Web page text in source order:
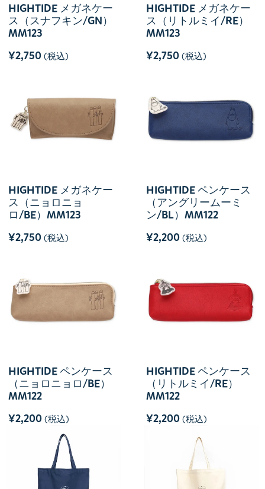
HIGHTIDE メガネケー
ス（スナフキン/GN）
MM123
¥2,750 (税込)
HIGHTIDE メガネケー
ス（リトルミイ/RE）
MM123
¥2,750 (税込)
HIGHTIDE メガネケー
ス（ニョロニョ
ロ/BE）MM123
¥2,750 (税込)
HIGHTIDE ペンケース
（アングリームーミ
ン/BL）MM122
¥2,200 (税込)
HIGHTIDE ペンケース
（ニョロニョロ/BE）
MM122
¥2,200 (税込)
HIGHTIDE ペンケース
（リトルミイ/RE）
MM122
¥2,200 (税込)